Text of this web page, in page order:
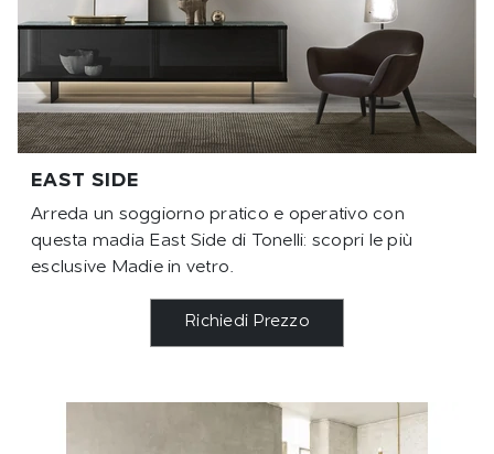
EAST SIDE
Arreda un soggiorno pratico e operativo con
questa madia East Side di Tonelli: scopri le più
esclusive Madie in vetro.
Richiedi Prezzo